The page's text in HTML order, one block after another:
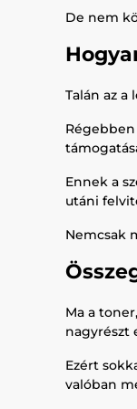
De nem
Talán az
Ennek a
utáni
Nemcsak
Ma a
nagyrészt
Ezért
valóban